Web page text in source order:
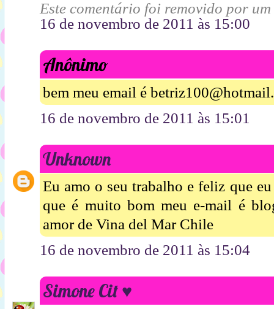
Este comentário foi removido por
16 de novembro de 2011 às 15:00
Anônimo
bem meu email é
16 de novembro de 2011 às 15:01
Unknown
Eu amo o seu trabalho e feliz que
que é muito bom meu e-mail é
amor de Vina del Mar Chile
16 de novembro de 2011 às 15:04
Simone Cit ♥